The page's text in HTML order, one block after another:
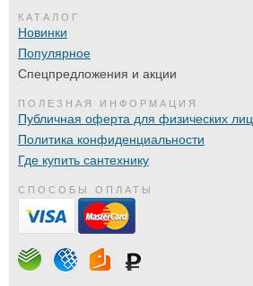
КАТАЛОГ
Новинки
Популярное
Спецпредложения и акции
ПОЛЕЗНАЯ ИНФОРМАЦИЯ
Публичная оферта для физических лиц
Политика конфиденциальности
Где купить сантехнику
СПОСОБЫ ОПЛАТЫ